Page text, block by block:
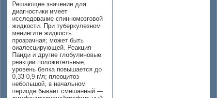
Решающее значение для
диагностики имеет
исследование спинномозговой
жидкости. При туберкулезном
менингите жидкость
прозрачная; может быть
оиалесцирующей. Реакция
Панди и другие глобулиновые
реакции положительные,
уровень белка повышается до
0,33-0,9 г/л; плеоцитоз
небольшой, в начальном
периоде бывает смешанный —